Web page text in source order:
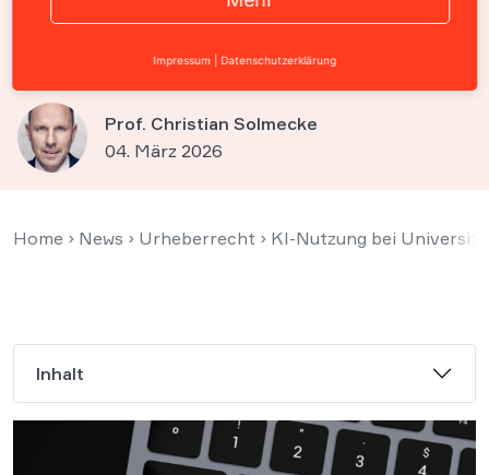
Wiederholungsprüfungen
ausgeschlossen
Prof. Christian Solmecke
04. März 2026
Home › News › Urheberrecht › KI-Nutzung bei
Inhalt
Impressum Datenschutzerklärung